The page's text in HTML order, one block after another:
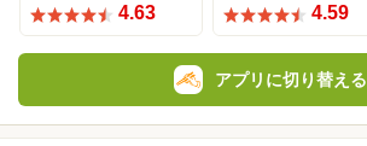
4.63 4.59
アプリに切り替える